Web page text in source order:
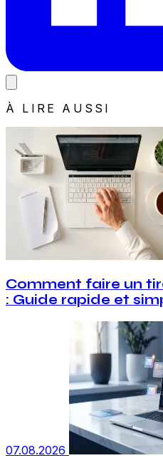
À LIRE AUSSI
Comment faire un
: Guide rapide et
07.08.2026